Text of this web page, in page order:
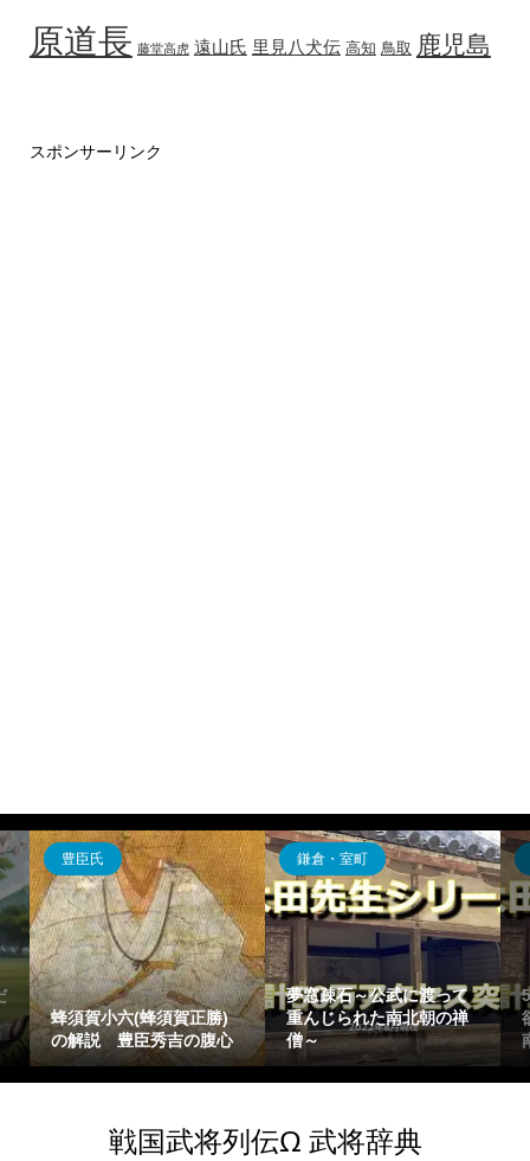
原道長 藤堂高虎 遠山氏 里見八犬伝 高知 鳥取 鹿児島
スポンサーリンク
鎌倉・室町
夢窓疎石～公武に渡って
重んじられた南北朝の禅
僧～
飛鳥・奈良・平安
5分でわかる藤原陳忠～強
欲さで有名になった藤原
南家出身の受領～
戦国武将列伝Ω 武将辞典